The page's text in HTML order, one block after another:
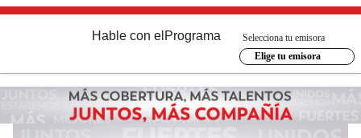
Hable con el Programa
Selecciona tu emisora
Elige tu emisora